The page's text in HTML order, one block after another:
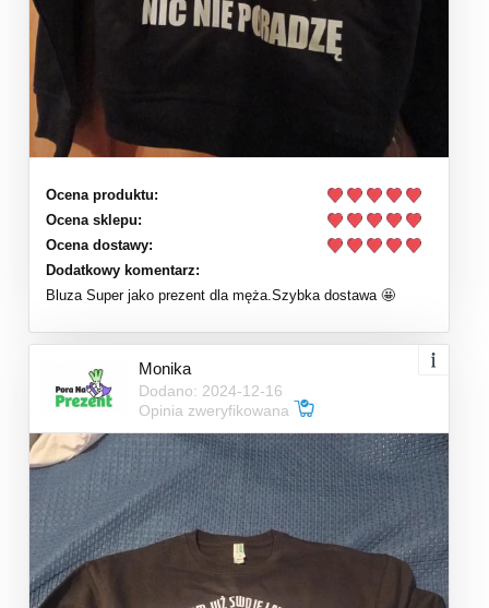
Ocena produktu:
Ocena sklepu:
Ocena dostawy:
Dodatkowy komentarz:
Bluza Super jako prezent dla męża.Szybka dostawa 🤩
Monika
Dodano: 2024-12-16
Opinia zweryfikowana